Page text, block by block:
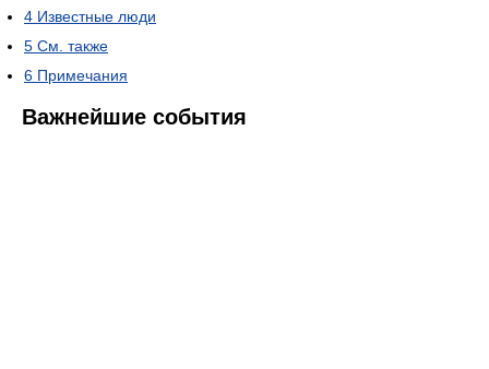
4 Известные люди
5 См. также
6 Примечания
Важнейшие события